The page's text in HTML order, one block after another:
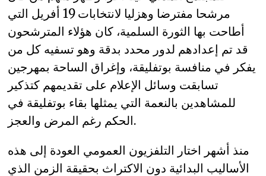
مرشحا مفترضا وهزليا لانتخابات 19 أفريل التي
أطاحت بها الثورة السلمية، كان هؤلاء المترشحون
قد تم إعدادهم لدور محدد بدقة وهو تسفيه كل من
يفكر في منافسة بوتفليقة، وإغراق الساحة بمهرجين
تسابقت وسائل الإعلام على تقديمهم كتذكير
للمشاهدين بالنعمة التي يمثلها بقاء بوتفليقة في
الحكم رغم المرض والعجز.
منذ أشهر اختار التلفزيون العمومي العودة إلى هذه
الأساليب البدائية دون الاكتراث بحقيقة الزمن الذي